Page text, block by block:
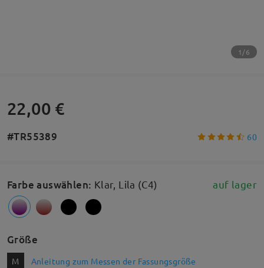
1/6
22,00 €
#TR55389 60
Farbe auswählen: Klar, Lila (C4) auf lager
Größe
M Anleitung zum Messen der Fassungsgröße